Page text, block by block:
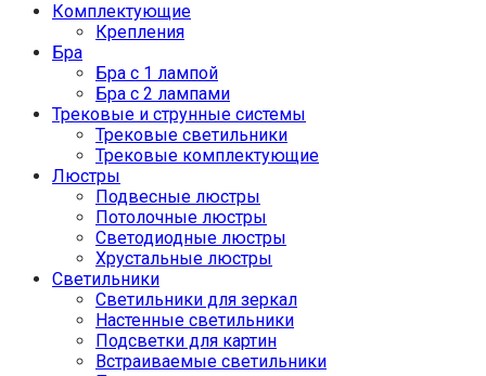
Комплектующие
Крепления
Бра
Бра с 1 лампой
Бра с 2 лампами
Трековые и струнные системы
Трековые светильники
Трековые комплектующие
Люстры
Подвесные люстры
Потолочные люстры
Светодиодные люстры
Хрустальные люстры
Светильники
Светильники для зеркал
Настенные светильники
Подсветки для картин
Встраиваемые светильники